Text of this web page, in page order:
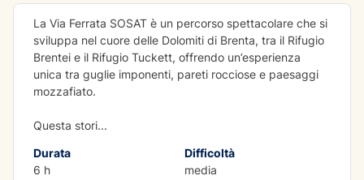
La Via Ferrata SOSAT è un percorso spettacolare che si
sviluppa nel cuore delle Dolomiti di Brenta, tra il Rifugio
Brentei e il Rifugio Tuckett, offrendo un’esperienza
unica tra guglie imponenti, pareti rocciose e paesaggi
mozzafiato.
Questa stori...
Durata
6 h
Difficoltà
media